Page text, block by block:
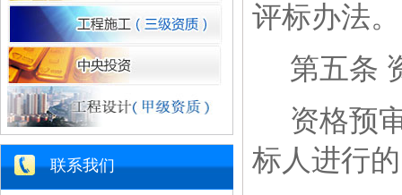
联系我们
评标办法。
第五条
资格预
标人进行